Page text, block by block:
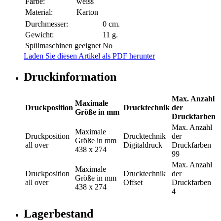
Material:
Karton
Durchmesser:
0 cm.
Gewicht:
11 g.
Spülmaschinen geeignet No
Laden Sie diesen Artikel als PDF herunter
Druckinformation
Druckposition
Maximale
Größe in mm
Drucktechnik
Max. Anzahl
der
Druckfarben
Druckposition
all over
Maximale
Größe in mm
438 x 274
Drucktechnik
Digitaldruck
Max. Anzahl
der
Druckfarben
99
Druckposition
all over
Maximale
Größe in mm
438 x 274
Drucktechnik
Offset
Max. Anzahl
der
Druckfarben
4
Lagerbestand